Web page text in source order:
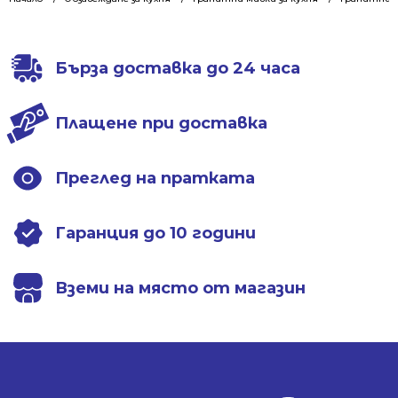
Бърза доставка до 24 часа
Плащене при доставка
Преглед на пратката
Гаранция до 10 години
Вземи на място от магазин